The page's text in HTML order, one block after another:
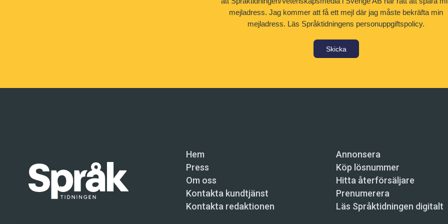
mejladress. Jag kommer att få ett mejl där jag måste bekräfta min
mejladress. Läs Språktidningens personuppgiftspolicy.
Skicka
Hem
Annonsera
Press
Köp lösnummer
Om oss
Hitta återförsäljare
Kontakta kundtjänst
Prenumerera
Kontakta redaktionen
Läs Språktidningen digitalt